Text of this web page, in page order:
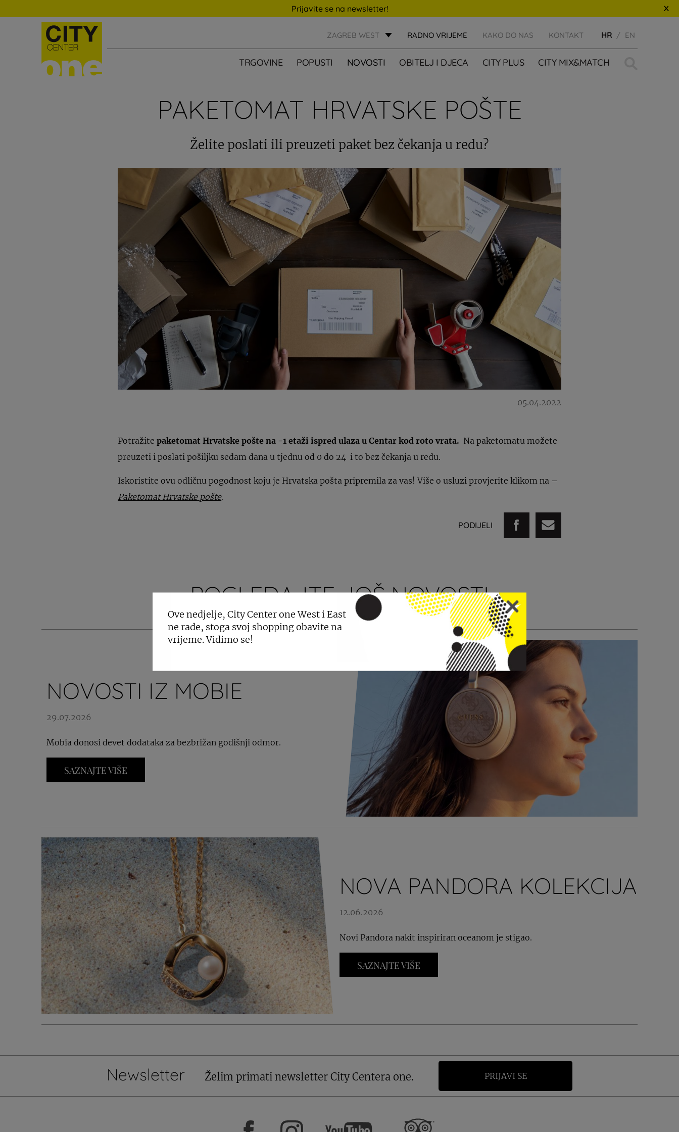
Prijavite se na newsletter!
ZAGREB WEST RADNO VRIJEME KAKO DO NAS KONTAKT HR EN
TRGOVINE POPUSTI NOVOSTI OBITELJ I DJECA CITY PLUS CITY MIX&MATCH
PAKETOMAT HRVATSKE POŠTE
Želite poslati ili preuzeti paket bez čekanja u redu?
05.04.2022
Potražitepaketomat Hrvatske pošte na -1 etaži ispred ulaza u Centar kod roto vrata. Na paketomatu možete
preuzeti i poslati pošiljku sedam dana u tjednu od 0 do 24 i to bez čekanja u redu.
Iskoristite ovu odličnu pogodnost koju je Hrvatska pošta pripremila za vas! Više o usluzi provjerite klikom na –
Paketomat Hrvatske pošte.
PODIJELI
POGLEDAJTE JOŠ NOVOSTI
NOVOSTI IZ MOBIE
29.07.2026
Mobia donosi devet dodataka za bezbrižan godišnji odmor.
SAZNAJTE VIŠE
NOVA PANDORA KOLEKCIJA
12.06.2026
Novi Pandora nakit inspiriran oceanom je stigao.
SAZNAJTE VIŠE
Newsletter Želim primati newsletter City Centera one. PRIJAVI SE
Ove nedjelje, City Center one West i East
ne rade, stoga svoj shopping obavite na
vrijeme. Vidimo se!